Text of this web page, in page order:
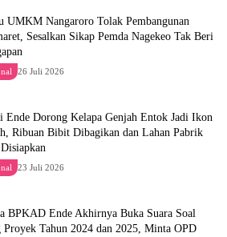
UMKM Nangaroro Tolak Pembangunan
Sesalkan Sikap Pemda Nagekeo Tak Beri
26 Juli 2026
Ende Dorong Kelapa Genjah Entok Jadi Ikon
Ribuan Bibit Dibagikan dan Lahan Pabrik
23 Juli 2026
BPKAD Ende Akhirnya Buka Suara Soal
Proyek Tahun 2024 dan 2025, Minta OPD